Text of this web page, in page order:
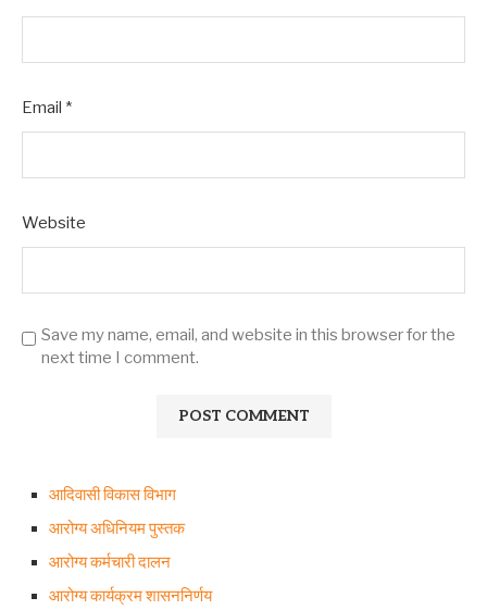
Email *
Website
Save my name, email, and website in this browser for the
next time I comment.
आदिवासी विकास विभाग
आरोग्य अधिनियम पुस्तक
आरोग्य कर्मचारी दालन
आरोग्य कार्यक्रम शासननिर्णय